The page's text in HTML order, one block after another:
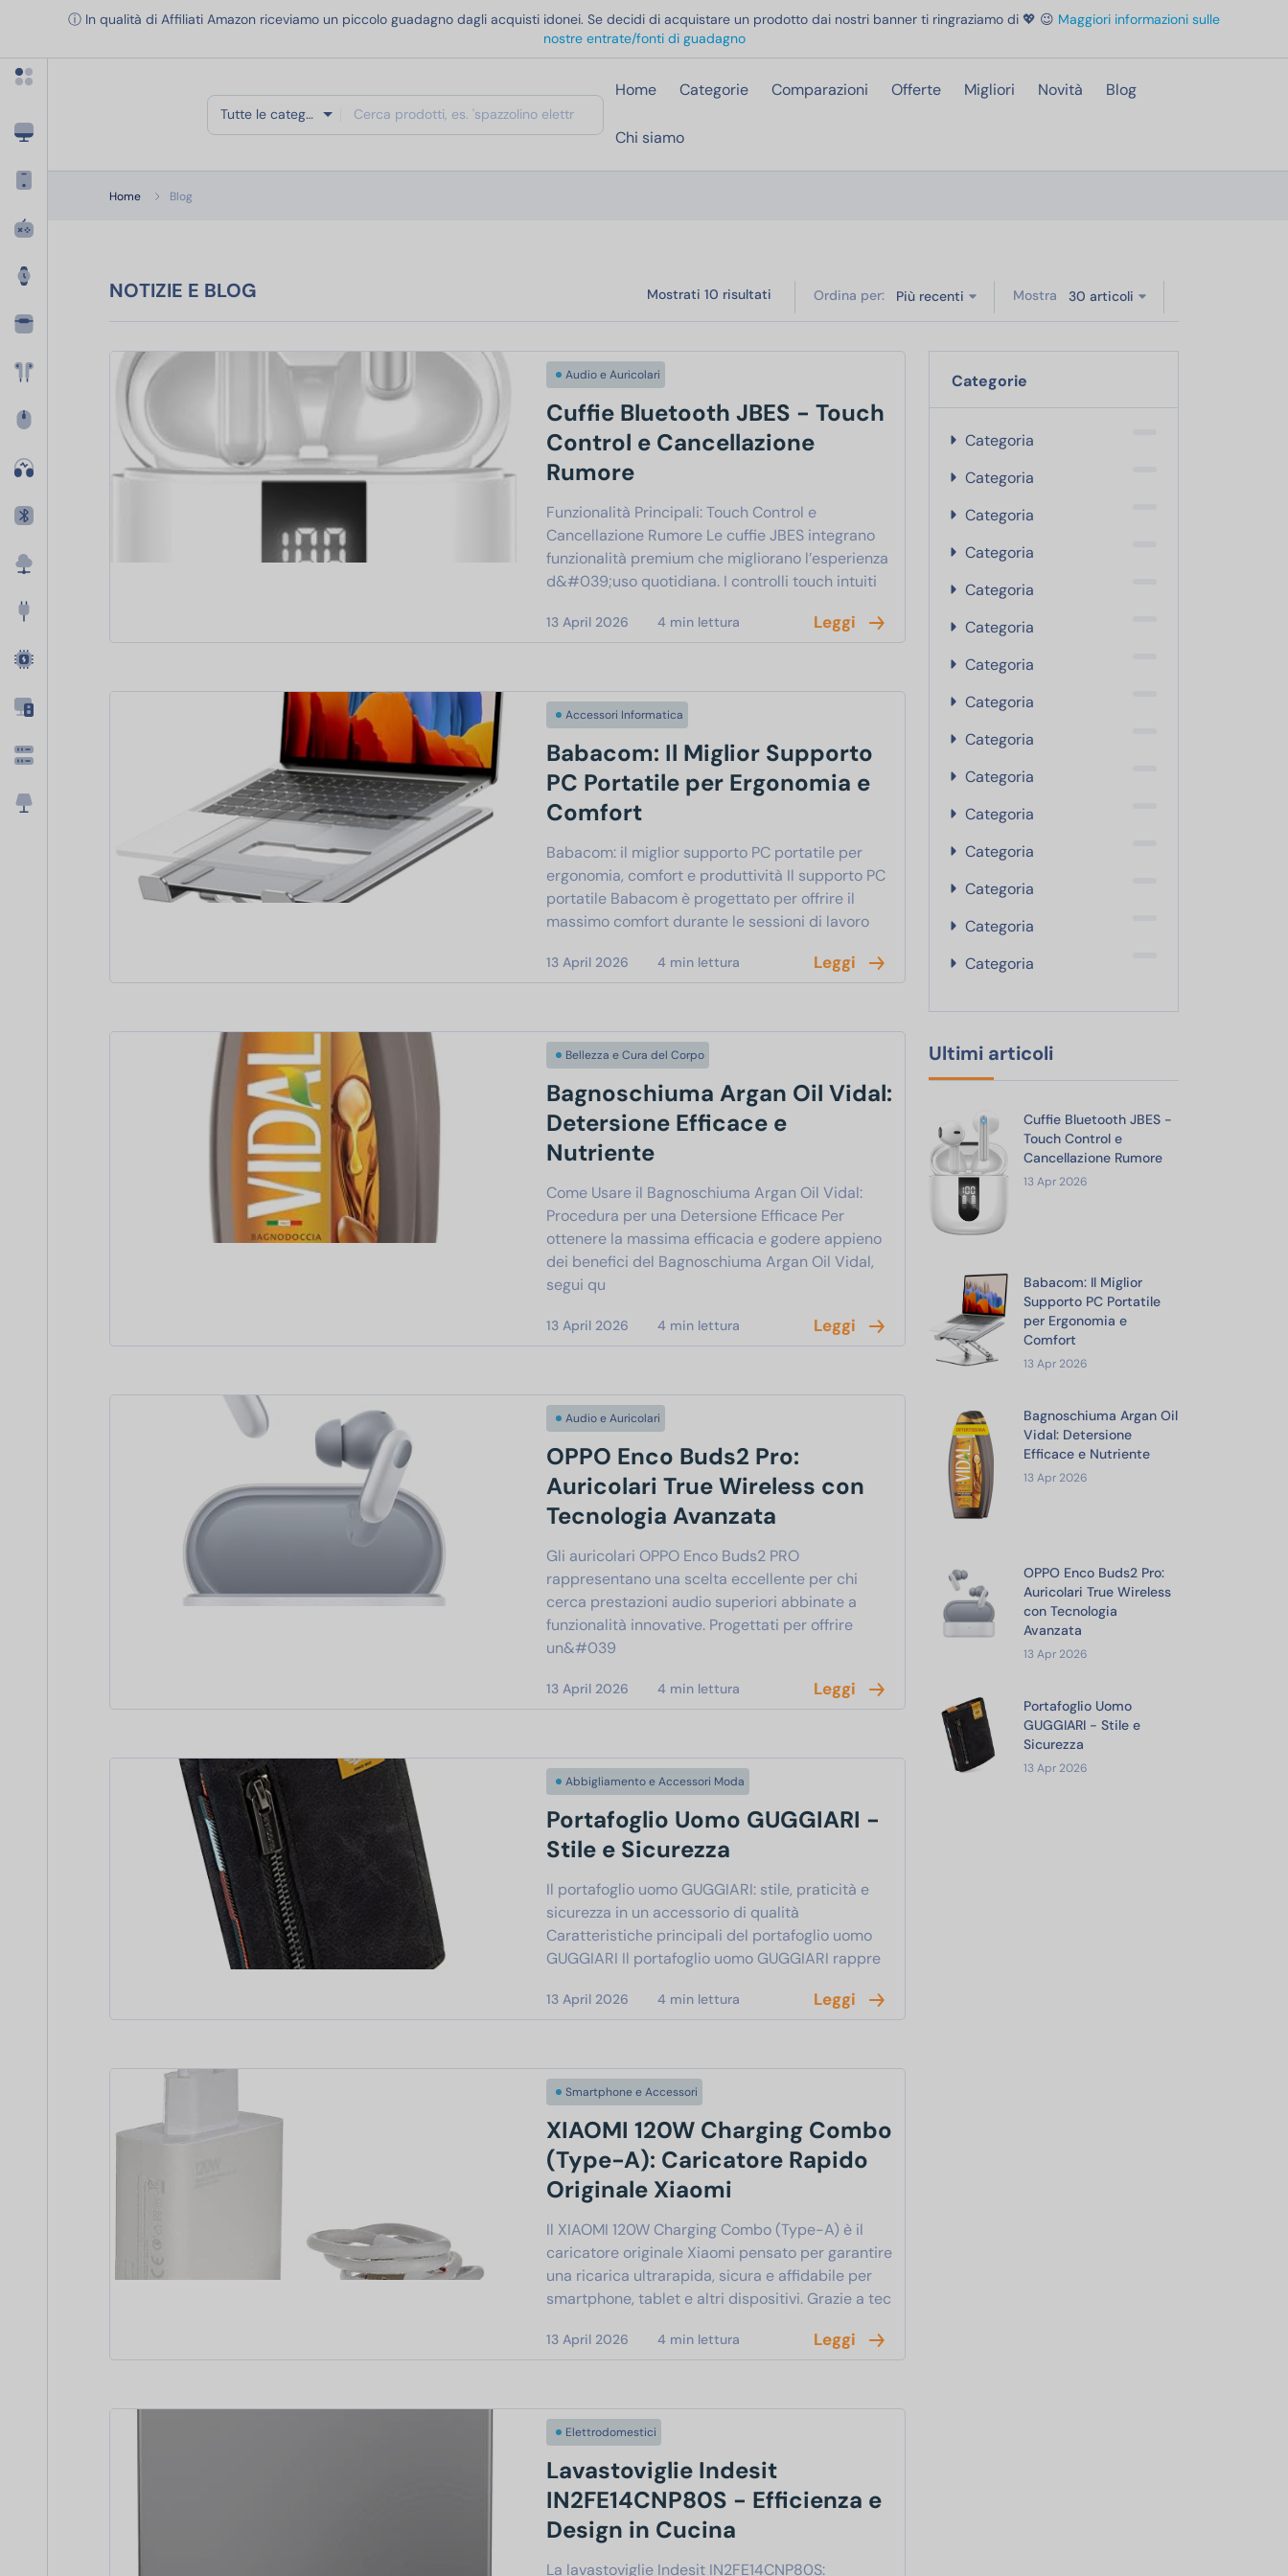
ⓘ In qualità di Affiliati Amazon riceviamo un piccolo guadagno dagli acquisti idonei. Se decidi di acquistare un prodotto dai nostri banner ti ringraziamo di 💖 😉 Maggiori informazioni sulle
nostre entrate/fonti di guadagno
Tutte le categorie
Home Categorie Comparazioni Offerte Migliori Novità Blog
Chi siamo
Apri menu categorie
Home Blog
NOTIZIE E BLOG Mostrati 10 risultati Ordina per: Più recenti Mostra 30 articoli
Audio e Auricolari
Cuffie Bluetooth JBES - Touch
Control e Cancellazione
Rumore
Funzionalità Principali: Touch Control e
Cancellazione Rumore Le cuffie JBES integrano
funzionalità premium che migliorano l’esperienza
d&#039;uso quotidiana. I controlli touch intuiti
13 April 2026 4 min lettura Leggi
Accessori Informatica
Babacom: Il Miglior Supporto
PC Portatile per Ergonomia e
Comfort
Babacom: il miglior supporto PC portatile per
ergonomia, comfort e produttività Il supporto PC
portatile Babacom è progettato per offrire il
massimo comfort durante le sessioni di lavoro
13 April 2026 4 min lettura Leggi
Bellezza e Cura del Corpo
Bagnoschiuma Argan Oil Vidal:
Detersione Efficace e
Nutriente
Come Usare il Bagnoschiuma Argan Oil Vidal:
Procedura per una Detersione Efficace Per
ottenere la massima efficacia e godere appieno
dei benefici del Bagnoschiuma Argan Oil Vidal,
segui qu
13 April 2026 4 min lettura Leggi
Audio e Auricolari
OPPO Enco Buds2 Pro:
Auricolari True Wireless con
Tecnologia Avanzata
Gli auricolari OPPO Enco Buds2 PRO
rappresentano una scelta eccellente per chi
cerca prestazioni audio superiori abbinate a
funzionalità innovative. Progettati per offrire
un&#039
13 April 2026 4 min lettura Leggi
Abbigliamento e Accessori Moda
Portafoglio Uomo GUGGIARI -
Stile e Sicurezza
Il portafoglio uomo GUGGIARI: stile, praticità e
sicurezza in un accessorio di qualità
Caratteristiche principali del portafoglio uomo
GUGGIARI Il portafoglio uomo GUGGIARI rappre
13 April 2026 4 min lettura Leggi
Smartphone e Accessori
XIAOMI 120W Charging Combo
(Type-A): Caricatore Rapido
Originale Xiaomi
Il XIAOMI 120W Charging Combo (Type-A) è il
caricatore originale Xiaomi pensato per garantire
una ricarica ultrarapida, sicura e affidabile per
smartphone, tablet e altri dispositivi. Grazie a tec
13 April 2026 4 min lettura Leggi
Elettrodomestici
Lavastoviglie Indesit
IN2FE14CNP80S - Efficienza e
Design in Cucina
La lavastoviglie Indesit IN2FE14CNP80S:
Categorie
Categoria
Categoria
Categoria
Categoria
Categoria
Categoria
Categoria
Categoria
Categoria
Categoria
Categoria
Categoria
Categoria
Categoria
Categoria
Ultimi articoli
Cuffie Bluetooth JBES -
Touch Control e
Cancellazione Rumore
13 Apr 2026
Babacom: Il Miglior
Supporto PC Portatile
per Ergonomia e
Comfort
13 Apr 2026
Bagnoschiuma Argan Oil
Vidal: Detersione
Efficace e Nutriente
13 Apr 2026
OPPO Enco Buds2 Pro:
Auricolari True Wireless
con Tecnologia
Avanzata
13 Apr 2026
Portafoglio Uomo
GUGGIARI - Stile e
Sicurezza
13 Apr 2026